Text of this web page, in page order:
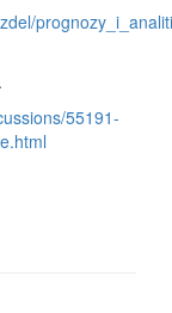
.
55191-